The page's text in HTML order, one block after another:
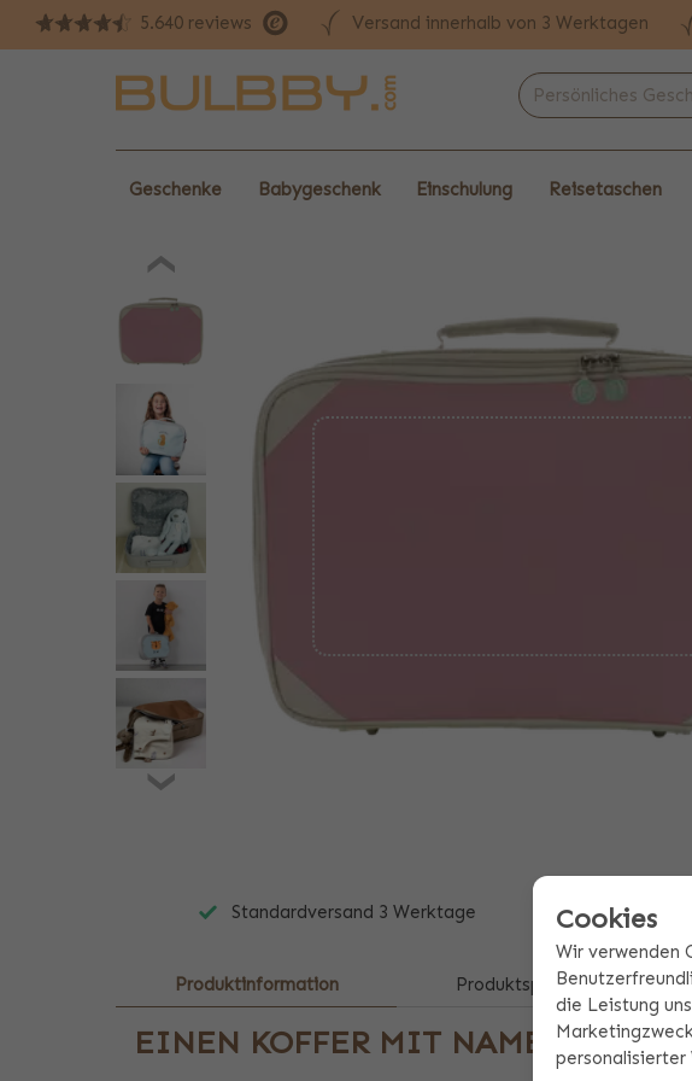
5.640 reviews Versand innerhalb von 3 Werktagen
Geschenke Babygeschenk Einschulung Reisetaschen
Standardversand 3 Werktage
Produktinformation Produktspezifikationen
EINEN KOFFER MIT NAMEN
Cookies
Wir verwenden
die Leistung
personalisierter